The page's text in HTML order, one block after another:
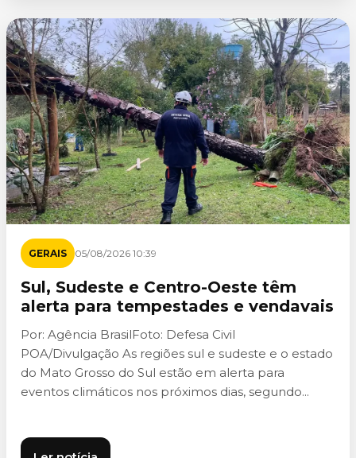
GERAIS 05/08/2026 10:39
Sul, Sudeste e Centro-Oeste têm
alerta para tempestades e vendavais
Por: Agência BrasilFoto: Defesa Civil
POA/Divulgação As regiões sul e sudeste e o estado
do Mato Grosso do Sul estão em alerta para
eventos climáticos nos próximos dias, segundo...